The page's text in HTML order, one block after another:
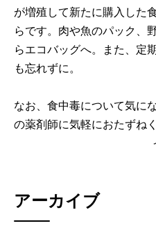
が増殖して新たに購入した
らです。肉や魚のパック、
らエコバッグへ。また、定
も忘れずに。
なお、食中毒について気に
の薬剤師に気軽におたずね
アーカイブ